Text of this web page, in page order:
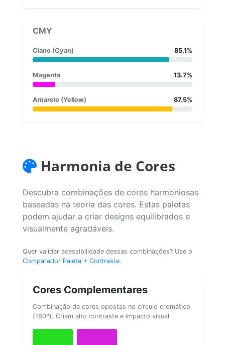
CMY
Ciano (Cyan) 85.1%
Magenta 13.7%
Amarelo (Yellow) 87.5%
Harmonia de Cores
Descubra combinações de cores harmoniosas
baseadas na teoria das cores. Estas paletas
podem ajudar a criar designs equilibrados e
visualmente agradáveis.
Quer validar acessibilidade dessas combinações? Use o
Comparador Paleta + Contraste.
Cores Complementares
Combinação de cores opostas no círculo cromático
(180º). Criam alto contraste e impacto visual.